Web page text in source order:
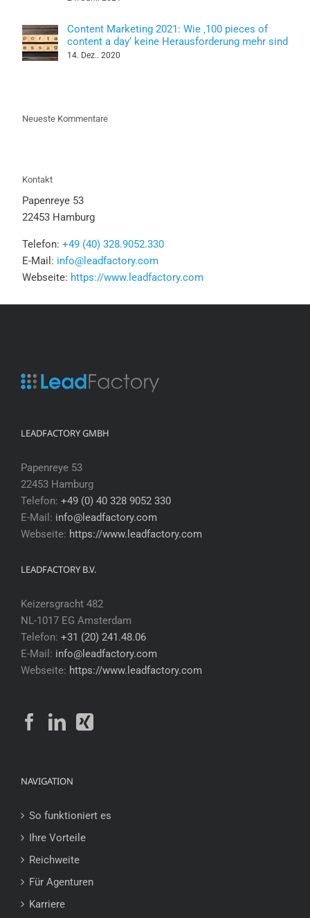
Content Marketing 2021: Wie ‚100 pieces of
content a day‘ keine Herausforderung mehr sind
14. Dez.. 2020
Neueste Kommentare
Kontakt
Papenreye 53
22453 Hamburg
Telefon: +49 (40) 328.9052.330
E-Mail: info@leadfactory.com
Webseite: https://www.leadfactory.com
LEADFACTORY GMBH
Papenreye 53
22453 Hamburg
Telefon: +49 (0) 40 328 9052 330
E-Mail: info@leadfactory.com
Webseite: https://www.leadfactory.com
LEADFACTORY B.V.
Keizersgracht 482
NL-1017 EG Amsterdam
Telefon: +31 (20) 241.48.06
E-Mail: info@leadfactory.com
Webseite: https://www.leadfactory.com
NAVIGATION
So funktioniert es
Ihre Vorteile
Reichweite
Für Agenturen
Karriere